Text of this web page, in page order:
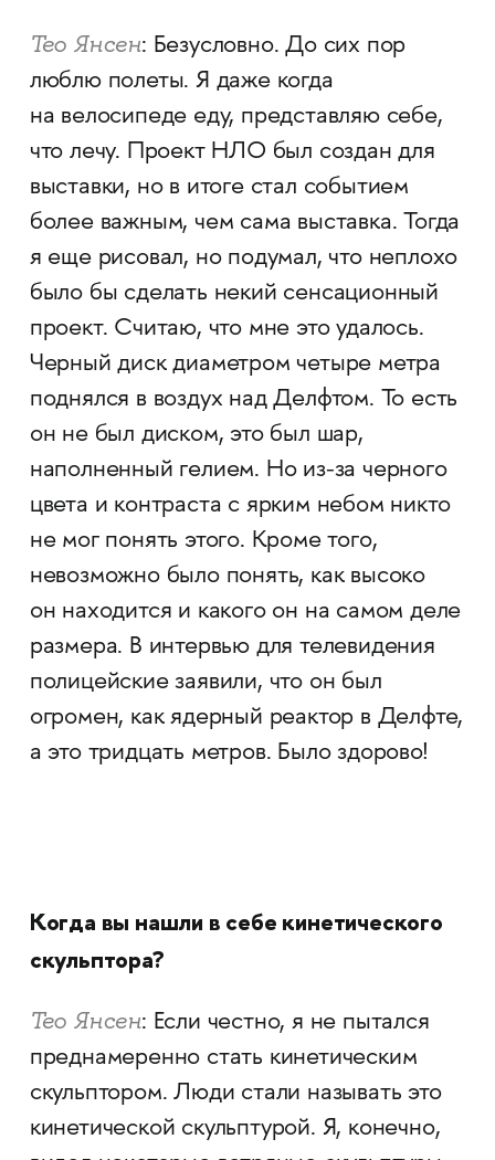
Тео Янсен: Безусловно. До сих пор
люблю полеты. Я даже когда
на велосипеде еду, представляю себе,
что лечу. Проект НЛО был создан для
выставки, но в итоге стал событием
более важным, чем сама выставка. Тогда
я еще рисовал, но подумал, что неплохо
было бы сделать некий сенсационный
проект. Считаю, что мне это удалось.
Черный диск диаметром четыре метра
поднялся в воздух над Делфтом. То есть
он не был диском, это был шар,
наполненный гелием. Но из-за черного
цвета и контраста с ярким небом никто
не мог понять этого. Кроме того,
невозможно было понять, как высоко
он находится и какого он на самом деле
размера. В интервью для телевидения
полицейские заявили, что он был
огромен, как ядерный реактор в Делфте,
а это тридцать метров. Было здорово!
Когда вы нашли в себе кинетического
скульптора?
Тео Янсен: Если честно, я не пытался
преднамеренно стать кинетическим
скульптором. Люди стали называть это
кинетической скульптурой. Я, конечно,